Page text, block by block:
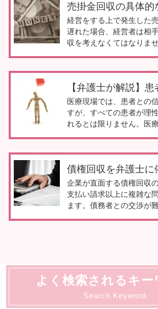
売掛金回収の具体的
経営をする上で発生した
遅れた場合、経営者は相
収を考えなくてはなりま
【弁護士が解説】患
医療現場では、患者との
すが、すべての患者が理
れるとは限りません。医
債権回収を弁護士に
企業が直面する債権回収
支払い請求以上に複雑な
ます。債務者との交渉が
よく検索されるキー
Search Keyword